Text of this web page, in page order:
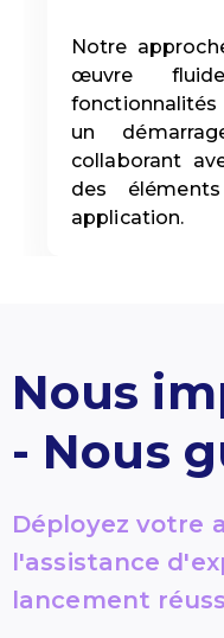
Notre
œuvre
un
collaborant
des
application.
Nous
- Nous
Déployez votre
l'assistance
lancement